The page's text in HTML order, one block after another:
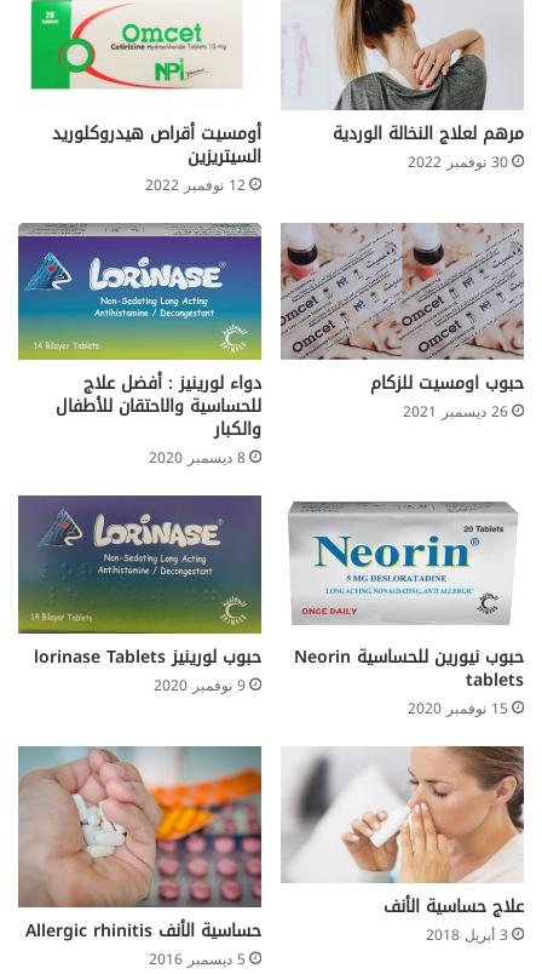
مرهم لعلاج النخالة الوردية
30 نوفمبر 2022
أومسيت أقراص هيدروكلوريد
السيتريزين
12 نوفمبر 2022
حبوب اومسيت للزكام
26 ديسمبر 2021
دواء لورينيز : أفضل علاج
للحساسية والاحتقان للأطفال
والكبار
8 ديسمبر 2020
حبوب نيورين للحساسية Neorin
tablets
15 نوفمبر 2020
حبوب لورينيز lorinase Tablets
9 نوفمبر 2020
علاج حساسية الأنف
3 أبريل 2018 حساسية الأنف Allergic rhinitis
5 ديسمبر 2016